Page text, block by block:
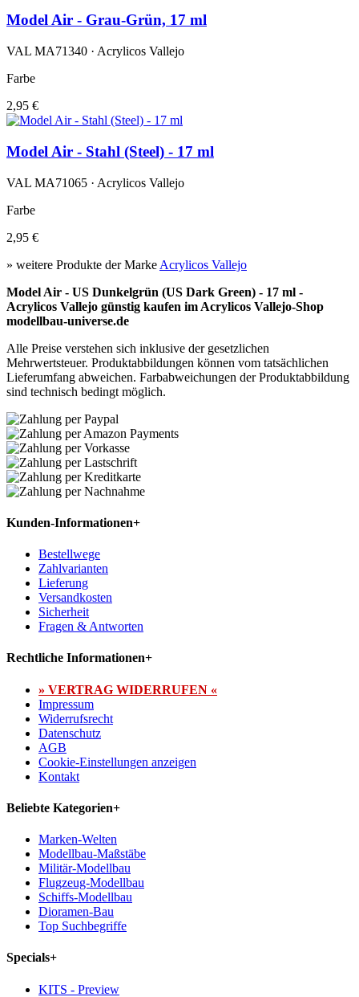
Model Air - Grau-Grün, 17 ml
VAL MA71340 · Acrylicos Vallejo
Farbe
2,95 €
Model Air - Stahl (Steel) - 17 ml
VAL MA71065 · Acrylicos Vallejo
Farbe
2,95 €
» weitere Produkte der Marke Acrylicos Vallejo
Model Air - US Dunkelgrün (US Dark Green) - 17 ml -
Acrylicos Vallejo günstig kaufen im Acrylicos Vallejo-Shop
modellbau-universe.de
Alle Preise verstehen sich inklusive der gesetzlichen
Mehrwertsteuer. Produktabbildungen können vom tatsächlichen
Lieferumfang abweichen. Farbabweichungen der Produktabbildung
sind technisch bedingt möglich.
Kunden-Informationen+
Bestellwege
Zahlvarianten
Lieferung
Versandkosten
Sicherheit
Fragen & Antworten
Rechtliche Informationen+
» VERTRAG WIDERRUFEN «
Impressum
Widerrufsrecht
Datenschutz
AGB
Cookie-Einstellungen anzeigen
Kontakt
Beliebte Kategorien+
Marken-Welten
Modellbau-Maßstäbe
Militär-Modellbau
Flugzeug-Modellbau
Schiffs-Modellbau
Dioramen-Bau
Top Suchbegriffe
Specials+
KITS - Preview